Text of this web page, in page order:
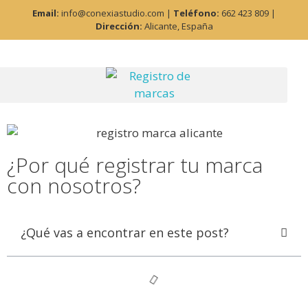
Email: info@conexiastudio.com | Teléfono: 662 423 809 |
Dirección: Alicante, España
¿Por qué registrar tu marca
con nosotros?
¿Qué vas a encontrar en este post?